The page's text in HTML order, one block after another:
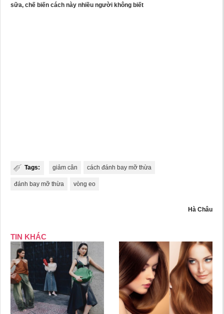
sữa, chế biến cách này nhiều người không biết
Tags: giảm cân cách đánh bay mỡ thừa
đánh bay mỡ thừa vòng eo
Hà Châu
TIN KHÁC